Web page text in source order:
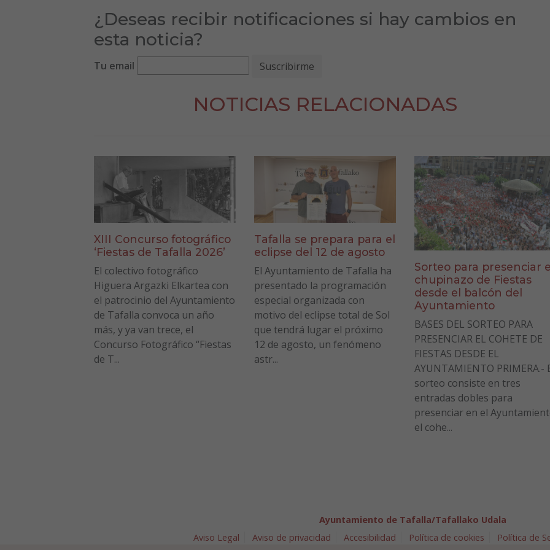
¿Deseas recibir notificaciones si hay cambios en
esta noticia?
Tu email
NOTICIAS RELACIONADAS
XIII Concurso fotográfico
‘Fiestas de Tafalla 2026’
El colectivo fotográfico
Higuera Argazki Elkartea con
el patrocinio del Ayuntamiento
de Tafalla convoca un año
más, y ya van trece, el
Concurso Fotográfico “Fiestas
de T...
Tafalla se prepara para el
eclipse del 12 de agosto
El Ayuntamiento de Tafalla ha
presentado la programación
especial organizada con
motivo del eclipse total de Sol
que tendrá lugar el próximo
12 de agosto, un fenómeno
astr...
Sorteo para presenciar
chupinazo de Fiestas
desde el balcón del
Ayuntamiento
BASES DEL SORTEO PARA
PRESENCIAR EL COHETE DE
FIESTAS DESDE EL
AYUNTAMIENTO PRIMERA.-
sorteo consiste en tres
entradas dobles para
presenciar en el
el cohe...
Ayuntamiento de Tafalla/Tafallako Udala
Aviso Legal
Aviso de privacidad Accesibilidad Política de cookies
Política de